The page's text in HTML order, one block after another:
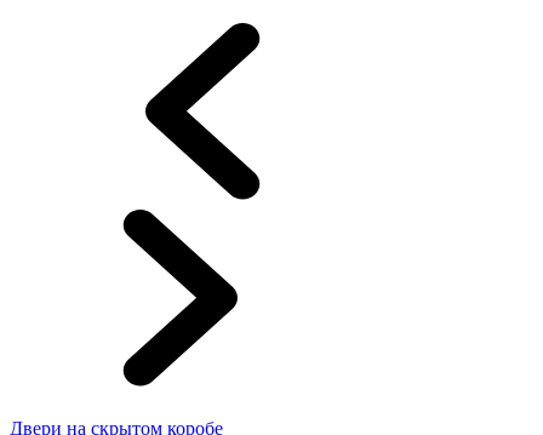
Двери на скрытом коробе